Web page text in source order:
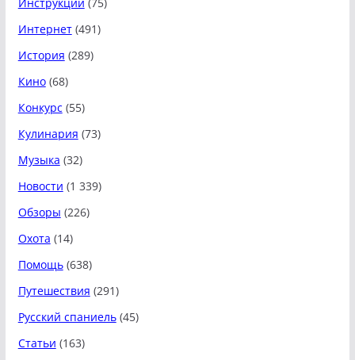
Интернет(491)
История (289)
Кино(68)
Конкурс(55)
Кулинария (73)
Музыка (32)
Новости (1 339)
Обзоры (226)
Охота (14)
Помощь(638)
Путешествия (291)
Русский спаниель(45)
Статьи (163)